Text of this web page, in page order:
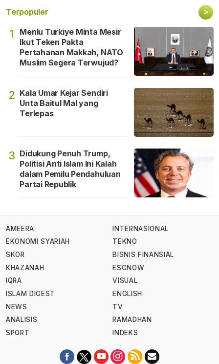
Terpopuler >
1
Menlu Turkiye Minta Mesir
Ikut Teken Pakta
Pertahanan Makkah, NATO
Muslim Segera Terwujud?
2 Kala Umar Kejar Sendiri
Unta Baitul Mal yang
Terlepas
3 Didukung Penuh Trump,
Politisi Anti Islam Ini Kalah
dalam Pemilu Pendahuluan
Partai Republik
AMEERA
EKONOMI SYARIAH
SKOR
KHAZANAH
IQRA
ISLAM DIGEST
NEWS
ANALISIS
SPORT
INTERNASIONAL
TEKNO
BISNIS FINANSIAL
ESGNOW
VISUAL
ENGLISH
TV
RAMADHAN
INDEKS